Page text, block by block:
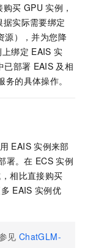
购买 GPU 实例，
实际需要绑定
源），并为您降
上绑定 EAIS 实
已部署 EAIS 及相
务的具体操作。
EAIS 实例来部
署。在 ECS 实例
相比直接购买
EAIS 实例优
见 ChatGLM-